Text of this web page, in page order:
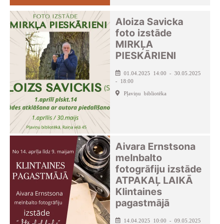
Aloiza Savicka
foto izstāde
MIRKĻA
PIESKĀRIENI
01.04.2025 14:00 - 30.05.2025
- 18:00
Pļaviņu bibliotēka
Aivara Ernstsona
melnbalto
fotogrāfiju izstāde
ATPAKAĻ LAIKĀ
Klintaines
pagastmājā
14.04.2025 10:00 - 09.05.2025